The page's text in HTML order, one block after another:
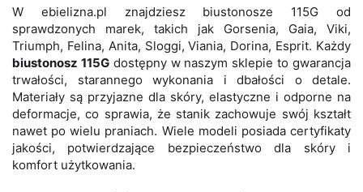
W ebielizna.pl znajdziesz biustonosze 115G od
sprawdzonych marek, takich jak Gorsenia, Gaia, Viki,
Triumph, Felina, Anita, Sloggi, Viania, Dorina, Esprit. Każdy
biustonosz 115Gdostępny w naszym sklepie to gwarancja
trwałości, starannego wykonania i dbałości o detale.
Materiały są przyjazne dla skóry, elastyczne i odporne na
deformacje, co sprawia, że stanik zachowuje swój kształt
nawet po wielu praniach. Wiele modeli posiada certyfikaty
jakości, potwierdzające bezpieczeństwo dla skóry i
komfort użytkowania.